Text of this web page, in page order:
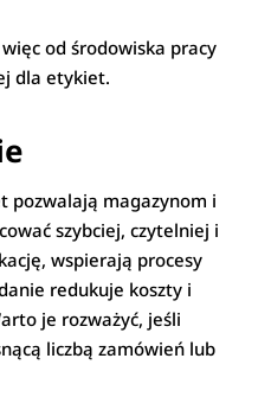
od środowiska pracy
dla etykiet.
pozwalają magazynom i
szybciej, czytelniej i
wspierają procesy
redukuje koszty i
je rozważyć, jeśli
liczbą zamówień lub